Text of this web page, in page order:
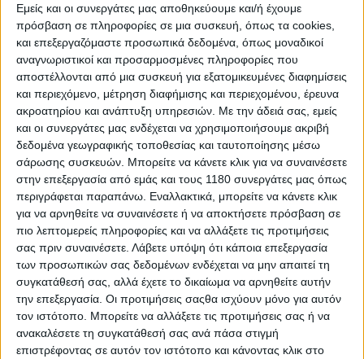
Εμείς και οι συνεργάτες μας αποθηκεύουμε και/ή έχουμε
πρόσβαση σε πληροφορίες σε μια συσκευή, όπως τα cookies,
και επεξεργαζόμαστε προσωπικά δεδομένα, όπως μοναδικοί
αναγνωριστικοί και προσαρμοσμένες πληροφορίες που
αποστέλλονται από μια συσκευή για εξατομικευμένες διαφημίσεις
και περιεχόμενο, μέτρηση διαφήμισης και περιεχομένου, έρευνα
ακροατηρίου και ανάπτυξη υπηρεσιών. Με την άδειά σας, εμείς
και οι συνεργάτες μας ενδέχεται να χρησιμοποιήσουμε ακριβή
δεδομένα γεωγραφικής τοποθεσίας και ταυτοποίησης μέσω
σάρωσης συσκευών. Μπορείτε να κάνετε κλικ για να συναινέσετε
στην επεξεργασία από εμάς και τους 1180 συνεργάτες μας όπως
περιγράφεται παραπάνω. Εναλλακτικά, μπορείτε να κάνετε κλικ
για να αρνηθείτε να συναινέσετε ή να αποκτήσετε πρόσβαση σε
πιο λεπτομερείς πληροφορίες και να αλλάξετε τις προτιμήσεις
σας πριν συναινέσετε. Λάβετε υπόψη ότι κάποια επεξεργασία
των προσωπικών σας δεδομένων ενδέχεται να μην απαιτεί τη
συγκατάθεσή σας, αλλά έχετε το δικαίωμα να αρνηθείτε αυτήν
την επεξεργασία. Οι προτιμήσεις σαςθα ισχύουν μόνο για αυτόν
τον ιστότοπο. Μπορείτε να αλλάξετε τις προτιμήσεις σας ή να
ανακαλέσετε τη συγκατάθεσή σας ανά πάσα στιγμή
επιστρέφοντας σε αυτόν τον ιστότοπο και κάνοντας κλικ στο